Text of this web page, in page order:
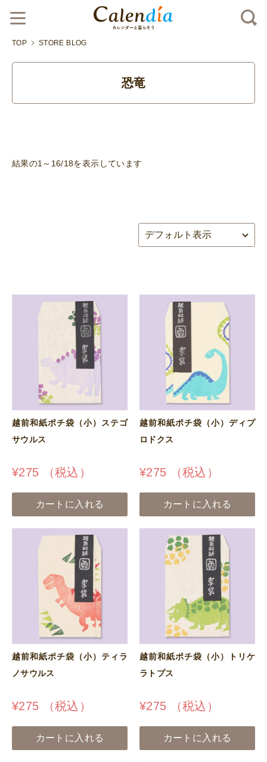
TOP STORE BLOG
恐竜
結果の1～16/18を表示しています
越前和紙ポチ袋（小）ステゴ
サウルス
¥275 （税込）
カートに入れる
越前和紙ポチ袋（小）ディプ
ロドクス
¥275 （税込）
カートに入れる
越前和紙ポチ袋（小）ティラ
ノサウルス
¥275 （税込）
カートに入れる
越前和紙ポチ袋（小）トリケ
ラトプス
¥275 （税込）
カートに入れる